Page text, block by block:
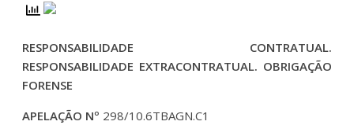
RESPONSABILIDADE CONTRATUAL.
RESPONSABILIDADE EXTRACONTRATUAL. OBRIGAÇÃO
FORENSE
APELAÇÃO Nº 298/10.6TBAGN.C1